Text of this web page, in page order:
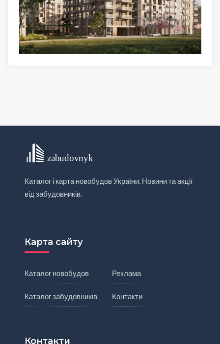
Каталог і карта новобудов України. Новини та акції
від забудовників.
Карта сайту
Каталог новобудов
Каталог забудовників
Реклама
Контакти
Контакти